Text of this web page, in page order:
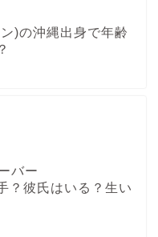
)の沖縄出身で年齢
バー
？彼氏はいる？生い